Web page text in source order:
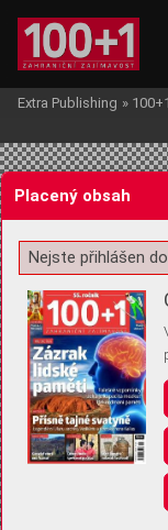
Žádost o souhlas
Pro základní
(tzv. cookies apod.).
uložením volitelných
Anonymní unikátní ID
Díky němu příště
Extra Publishing »
Placený obsah
Nejste přihlášen